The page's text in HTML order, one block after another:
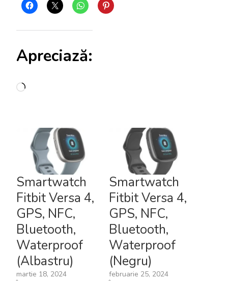
Apreciază:
Încarc...
Smartwatch
Fitbit Versa 4,
GPS, NFC,
Bluetooth,
Waterproof
(Albastru)
martie 18, 2024
Smartwatch
Fitbit Versa 4,
GPS, NFC,
Bluetooth,
Waterproof
(Negru)
februarie 25, 2024